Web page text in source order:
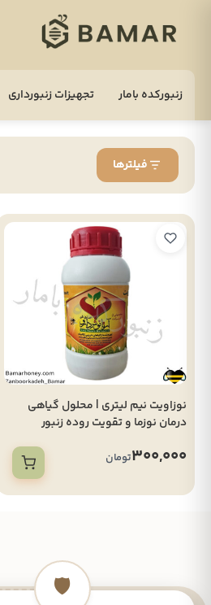
زنبورکده بامار تجهيزات زنبورداری
فیلترها
نوزاویت نیم لیتری | محلول گیاهی
درمان نوزما و تقویت روده زنبور
300,000تومان
🛡️